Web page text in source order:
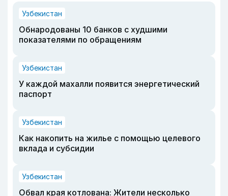
Узбекистан
Обнародованы 10 банков с худшими
показателями по обращениям
Узбекистан
У каждой махалли появится энергетический
паспорт
Узбекистан
Как накопить на жилье с помощью целевого
вклада и субсидии
Узбекистан
Обвал края котлована: Жители несколько